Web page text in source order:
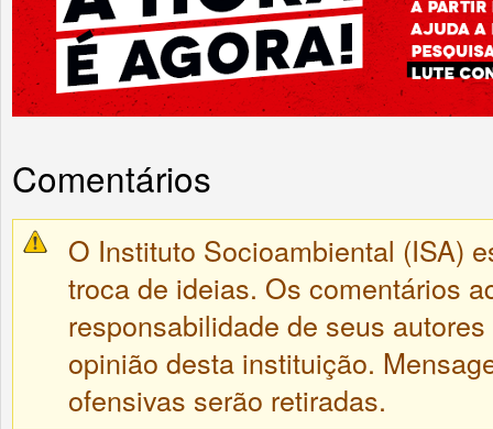
Comentários
O Instituto Socioambiental (ISA)
troca de ideias. Os comentários
responsabilidade de seus
opinião desta instituição.
ofensivas serão retiradas.